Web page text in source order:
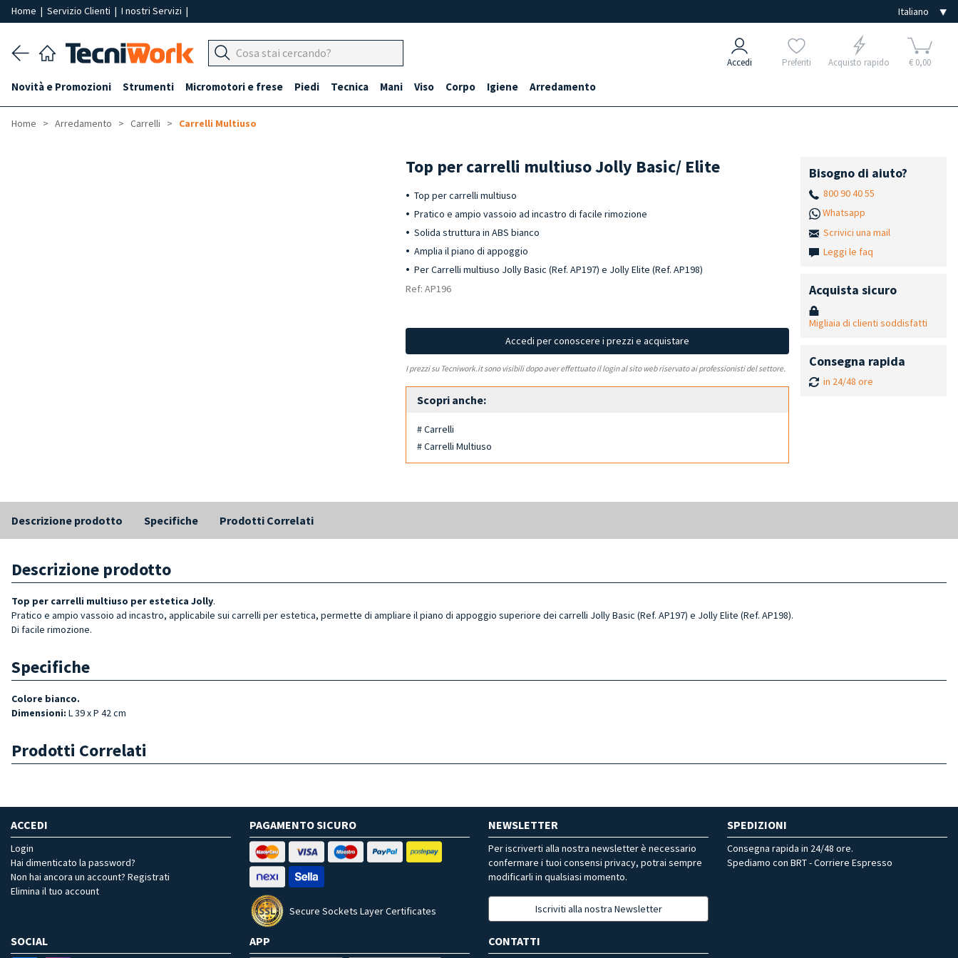
Home | Servizio Clienti | I nostri Servizi |
Accedi Preferiti Acquisto rapido € 0,00
Novità e Promozioni Strumenti Micromotori e frese Piedi Tecnica Mani Viso Corpo Igiene Arredamento
Home Arredamento Carrelli Carrelli Multiuso
Top per carrelli multiuso Jolly Basic/ Elite
Top per carrelli multiuso
Pratico e ampio vassoio ad incastro di facile rimozione
Solida struttura in ABS bianco
Amplia il piano di appoggio
Per Carrelli multiuso Jolly Basic (Ref. AP197) e Jolly Elite (Ref. AP198)
Ref: AP196
Accedi per conoscere i prezzi e acquistare
I prezzi su Tecniwork.it sono visibili dopo aver effettuato il login al sito web riservato ai professionisti del settore.
Scopri anche:
# Carrelli
# Carrelli Multiuso
Bisogno di aiuto?
800 90 40 55
Whatsapp
Scrivici una mail
Leggi le faq
Acquista sicuro
Migliaia di clienti soddisfatti
Consegna rapida
in 24/48 ore
Descrizione prodotto Specifiche Prodotti Correlati
Descrizione prodotto
Top per carrelli multiuso per estetica Jolly.
Pratico e ampio vassoio ad incastro, applicabile sui carrelli per estetica, permette di ampliare il piano di appoggio superiore dei carrelli Jolly Basic (Ref. AP197) e Jolly Elite (Ref. AP198).
Di facile rimozione.
Specifiche
Colore bianco.
Dimensioni: L 39 x P 42 cm
Prodotti Correlati
ACCEDI
Login
Hai dimenticato la password?
Non hai ancora un account? Registrati
Elimina il tuo account
PAGAMENTO SICURO
Secure Sockets Layer Certificates
NEWSLETTER
Per iscriverti alla nostra newsletter è necessario
confermare i tuoi consensi privacy, potrai sempre
modificarli in qualsiasi momento.
Iscriviti alla nostra Newsletter
SPEDIZIONI
Consegna rapida in 24/48 ore.
Spediamo con BRT - Corriere Espresso
SOCIAL APP CONTATTI